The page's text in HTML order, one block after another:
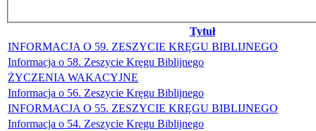
Tytuł
INFORMACJA O 59. ZESZYCIE KRĘGU BIBLIJNEGO
Informacja o 58. Zeszycie Kręgu Biblijnego
ŻYCZENIA WAKACYJNE
Informacja o 56. Zeszycie Kręgu Biblijnego
INFORMACJA O 55. ZESZYCIE KRĘGU BIBLIJNEGO
Informacja o 54. Zeszycie Kręgu Biblijnego